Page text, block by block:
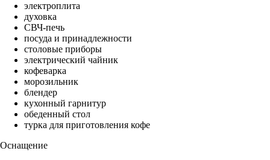
электроплита
духовка
СВЧ-печь
посуда и принадлежности
столовые приборы
электрический чайник
кофеварка
морозильник
блендер
кухонный гарнитур
обеденный стол
турка для приготовления кофе
Оснащение